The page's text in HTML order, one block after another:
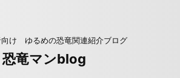
向け ゆるめの恐竜関連紹介ブログ
恐竜マンblog